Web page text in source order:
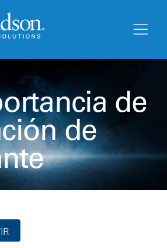
de
de